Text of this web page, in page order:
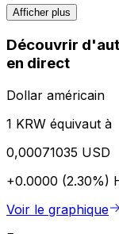
Afficher plus
Découvrir
en direct
Dollar américain
1 KRW équivaut à
0,00071035 USD
+0.0000 (2.30%)
Voir le graphique